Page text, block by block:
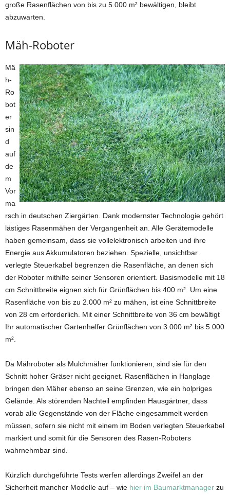
große Rasenflächen von bis zu 5.000 m² bewältigen, bleibt
abzuwarten.
Mäh-Roboter
Mä
h-
Ro
bot
er
sin
d
auf
de
m
Vor
ma
rsch in deutschen Ziergärten. Dank modernster Technologie gehört
lästiges Rasenmähen der Vergangenheit an. Alle Gerätemodelle
haben gemeinsam, dass sie vollelektronisch arbeiten und ihre
Energie aus Akkumulatoren beziehen. Spezielle, unsichtbar
verlegte Steuerkabel begrenzen die Rasenfläche, an denen sich
der Roboter mithilfe seiner Sensoren orientiert. Basismodelle mit 18
cm Schnittbreite eignen sich für Grünflächen bis 400 m². Um eine
Rasenfläche von bis zu 2.000 m² zu mähen, ist eine Schnittbreite
von 28 cm erforderlich. Mit einer Schnittbreite von 36 cm bewältigt
Ihr automatischer Gartenhelfer Grünflächen von 3.000 m² bis 5.000
m².
Da Mähroboter als Mulchmäher funktionieren, sind sie für den
Schnitt hoher Gräser nicht geeignet. Rasenflächen in Hanglage
bringen den Mäher ebenso an seine Grenzen, wie ein holpriges
Gelände. Als störenden Nachteil empfinden Hausgärtner, dass
vorab alle Gegenstände von der Fläche eingesammelt werden
müssen, sofern sie nicht mit einem im Boden verlegten Steuerkabel
markiert und somit für die Sensoren des Rasen-Roboters
wahrnehmbar sind.
Kürzlich durchgeführte Tests werfen allerdings Zweifel an der
Sicherheit mancher Modelle auf – wie hier im Baumarktmanager zu